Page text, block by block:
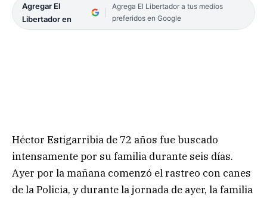
Agregar El
Libertador en
Agrega El Libertador a tus medios
preferidos en Google
Héctor Estigarribia de 72 años fue buscado
intensamente por su familia durante seis días.
Ayer por la mañana comenzó el rastreo con canes
de la Policia, y durante la jornada de ayer, la familia